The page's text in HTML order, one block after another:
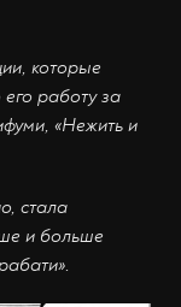
которые
работу за
«Нежить и
стала
и больше